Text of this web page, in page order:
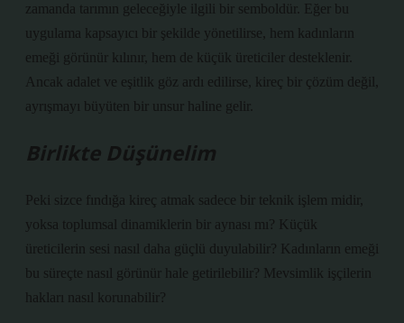
zamanda tarımın geleceğiyle ilgili bir semboldür. Eğer bu
uygulama kapsayıcı bir şekilde yönetilirse, hem kadınların
emeği görünür kılınır, hem de küçük üreticiler desteklenir.
Ancak adalet ve eşitlik göz ardı edilirse, kireç bir çözüm değil,
ayrışmayı büyüten bir unsur haline gelir.
Birlikte Düşünelim
Peki sizce fındığa kireç atmak sadece bir teknik işlem midir,
yoksa toplumsal dinamiklerin bir aynası mı? Küçük
üreticilerin sesi nasıl daha güçlü duyulabilir? Kadınların emeği
bu süreçte nasıl görünür hale getirilebilir? Mevsimlik işçilerin
hakları nasıl korunabilir?